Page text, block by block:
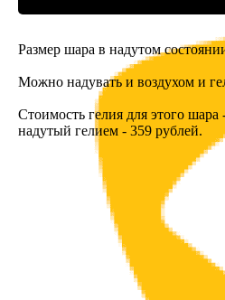
Размер шара в надутом
Можно надувать и воздухом и
Стоимость гелия для этого
надутый гелием - 359 рублей.